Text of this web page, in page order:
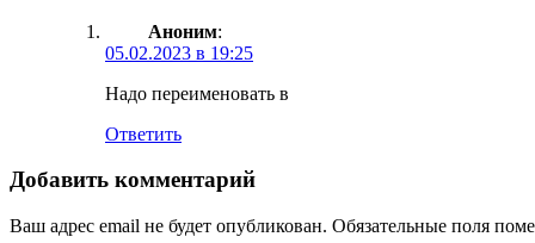
Аноним:
05.02.2023 в 19:25
Надо переименовать в
Ответить
Добавить комментарий
Ваш адрес email не будет опубликован. Обязательные поля